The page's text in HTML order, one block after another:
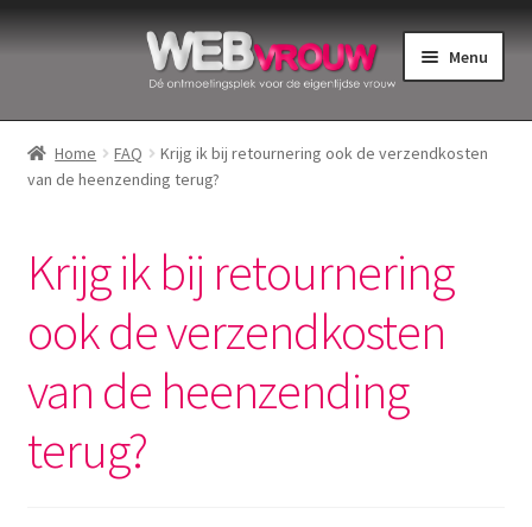
Ga
Ga
Menu
Home
Bekkenbodemspieren
Menstruatiedisks
Menstruatiecups
Menstruatieondergoed
Home FAQ
Krijg ik bij retournering ook de verzendkosten
van de heenzending terug?
Krijg ik bij retournering
ook de verzendkosten
van de heenzending
terug?